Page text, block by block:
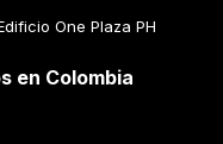
One Plaza PH
en Colombia